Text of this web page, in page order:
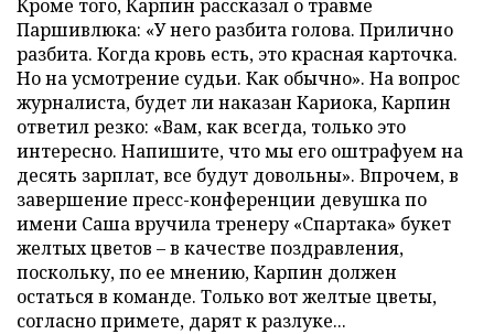
Кроме того, Карпин рассказал о травме
Паршивлюка: «У него разбита голова. Прилично
разбита. Когда кровь есть, это красная карточка.
Но на усмотрение судьи. Как обычно». На вопрос
журналиста, будет ли наказан Кариока, Карпин
ответил резко: «Вам, как всегда, только это
интересно. Напишите, что мы его оштрафуем на
десять зарплат, все будут довольны». Впрочем, в
завершение пресс-конференции девушка по
имени Саша вручила тренеру «Спартака» букет
желтых цветов – в качестве поздравления,
поскольку, по ее мнению, Карпин должен
остаться в команде. Только вот желтые цветы,
согласно примете, дарят к разлуке...